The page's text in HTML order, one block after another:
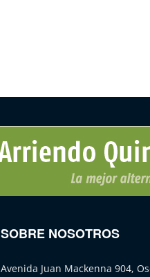
SOBRE NOSOTROS
Avenida Juan Mackenna 904,